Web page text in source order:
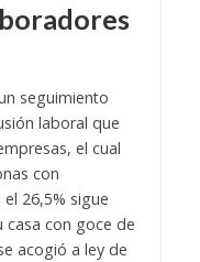
seguimiento
laboral que
el cual
con
26,5% sigue
casa con goce de
acogió a ley de